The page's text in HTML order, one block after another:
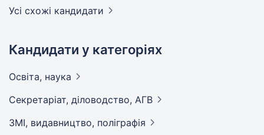
Усі схожі кандидати
Кандидати у категоріях
Освіта, наука
Секретаріат, діловодство, АГВ
ЗМІ, видавництво, поліграфія